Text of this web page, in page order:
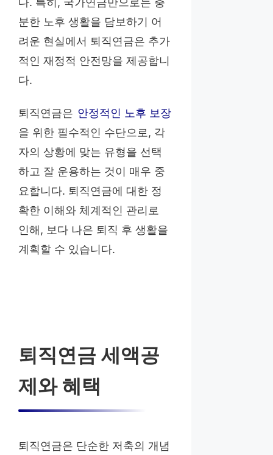
분한 노후 생활을 담보하기 어
려운 현실에서 퇴직연금은 추가
적인 재정적 안전망을 제공합니
다.
퇴직연금은 안정적인 노후 보장
을 위한 필수적인 수단으로, 각
자의 상황에 맞는 유형을 선택
하고 잘 운용하는 것이 매우 중
요합니다. 퇴직연금에 대한 정
확한 이해와 체계적인 관리로
인해, 보다 나은 퇴직 후 생활을
계획할 수 있습니다.
퇴직연금 세액공
제와 혜택
퇴직연금은 단순한 저축의 개념